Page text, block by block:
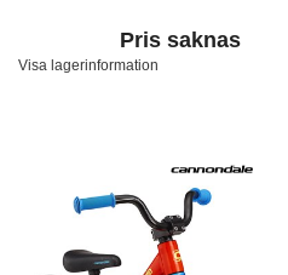
Pris saknas
Visa lagerinformation